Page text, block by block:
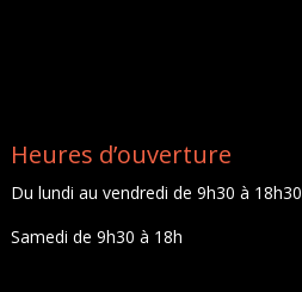
Heures d’ouverture
Du lundi au vendredi de 9h30 à 18h30
Samedi de 9h30 à 18h